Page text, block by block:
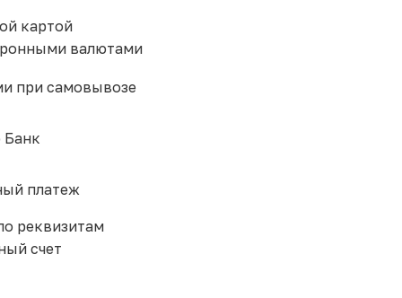
картой
валютами
при самовывозе
Банк
платеж
реквизитам
счет